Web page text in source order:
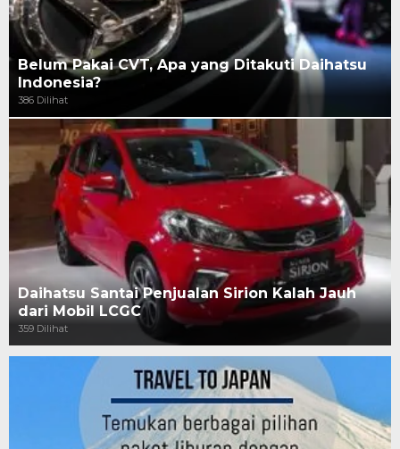
Belum Pakai CVT, Apa yang Ditakuti Daihatsu
Indonesia?
386 Dilihat
Daihatsu Santai Penjualan Sirion Kalah Jauh
dari Mobil LCGC
359 Dilihat